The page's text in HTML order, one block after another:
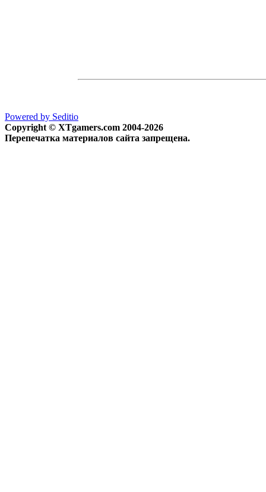
Powered by Seditio
Copyright © XTgamers.com 2004-2026
Перепечатка материалов сайта запрещена.